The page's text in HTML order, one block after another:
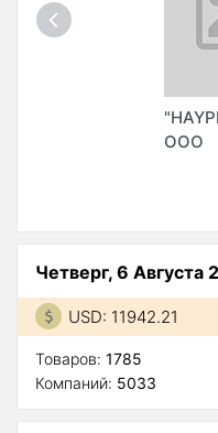
ООО
Четверг, 6 Августа
USD: 11942.21
Товаров: 1785
Компаний: 5033